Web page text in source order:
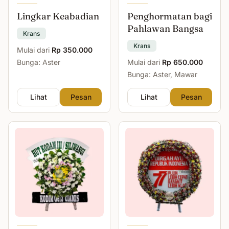
Lingkar Keabadian
Krans
Mulai dari Rp 350.000
Bunga: Aster
Lihat Pesan
Penghormatan bagi
Pahlawan Bangsa
Krans
Mulai dari Rp 650.000
Bunga: Aster, Mawar
Lihat Pesan